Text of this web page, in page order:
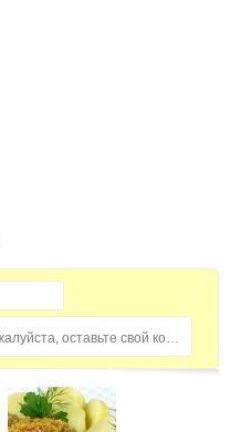
Домохозяйка, пожалуйста, оставьте свой комментарий...